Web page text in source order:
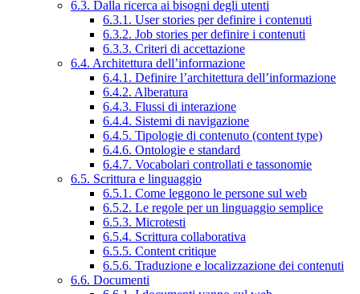
6.3. Dalla ricerca ai bisogni degli utenti
6.3.1. User stories per definire i contenuti
6.3.2. Job stories per definire i contenuti
6.3.3. Criteri di accettazione
6.4. Architettura dell’informazione
6.4.1. Definire l’architettura dell’informazione
6.4.2. Alberatura
6.4.3. Flussi di interazione
6.4.4. Sistemi di navigazione
6.4.5. Tipologie di contenuto (content type)
6.4.6. Ontologie e standard
6.4.7. Vocabolari controllati e tassonomie
6.5. Scrittura e linguaggio
6.5.1. Come leggono le persone sul web
6.5.2. Le regole per un linguaggio semplice
6.5.3. Microtesti
6.5.4. Scrittura collaborativa
6.5.5. Content critique
6.5.6. Traduzione e localizzazione dei contenuti
6.6. Documenti